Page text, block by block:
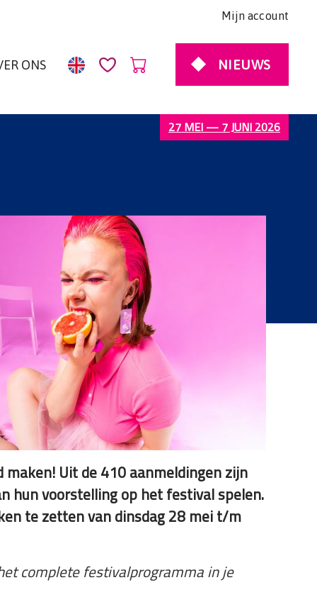
Mijn account
ONS NIEUWS
27 MEI — 7 JUNI 2026
Uit de 410 aanmeldingen zijn
hun voorstelling op het festival spelen.
te zetten van dinsdag 28 mei t/m
complete festivalprogramma in je